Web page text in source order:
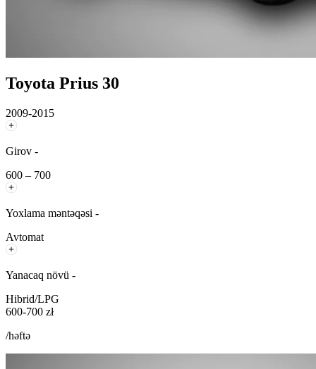
Toyota Prius 30
2009-2015
Girov -
600 – 700
Yoxlama məntəqəsi -
Avtomat
Yanacaq növü -
Hibrid/LPG
600-700 zł
/həftə